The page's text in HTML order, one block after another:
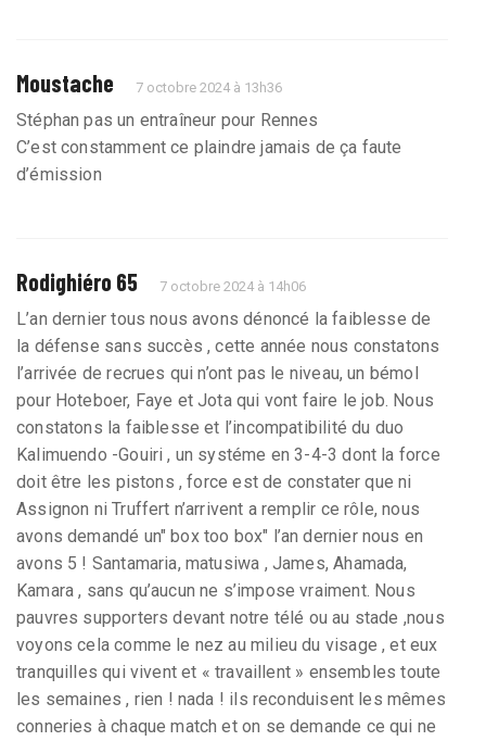
Moustache 7 octobre 2024 à 13h36
Stéphan pas un entraîneur pour Rennes
C’est constamment ce plaindre jamais de ça faute
d’émission
Rodighiéro 65 7 octobre 2024 à 14h06
L’an dernier tous nous avons dénoncé la faiblesse de
la défense sans succès , cette année nous constatons
l’arrivée de recrues qui n’ont pas le niveau, un bémol
pour Hoteboer, Faye et Jota qui vont faire le job. Nous
constatons la faiblesse et l’incompatibilité du duo
Kalimuendo -Gouiri , un systéme en 3-4-3 dont la force
doit être les pistons , force est de constater que ni
Assignon ni Truffert n’arrivent a remplir ce rôle, nous
avons demandé un" box too box" l’an dernier nous en
avons 5 ! Santamaria, matusiwa , James, Ahamada,
Kamara , sans qu’aucun ne s’impose vraiment. Nous
pauvres supporters devant notre télé ou au stade ,nous
voyons cela comme le nez au milieu du visage , et eux
tranquilles qui vivent et « travaillent » ensembles toute
les semaines , rien ! nada ! ils reconduisent les mêmes
conneries à chaque match et on se demande ce qui ne